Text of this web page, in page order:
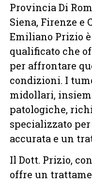
Provincia Di
Siena, Firenze e
Emiliano Prizio
qualificato che
per affrontare
condizioni. I
midollari,
patologiche,
specializzato
accurata e un
Il Dott. Prizio,
offre un